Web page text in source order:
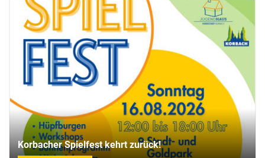
Korbacher Spielfest kehrt zurück!